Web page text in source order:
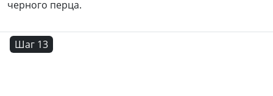
черного перца.
Шаг 13